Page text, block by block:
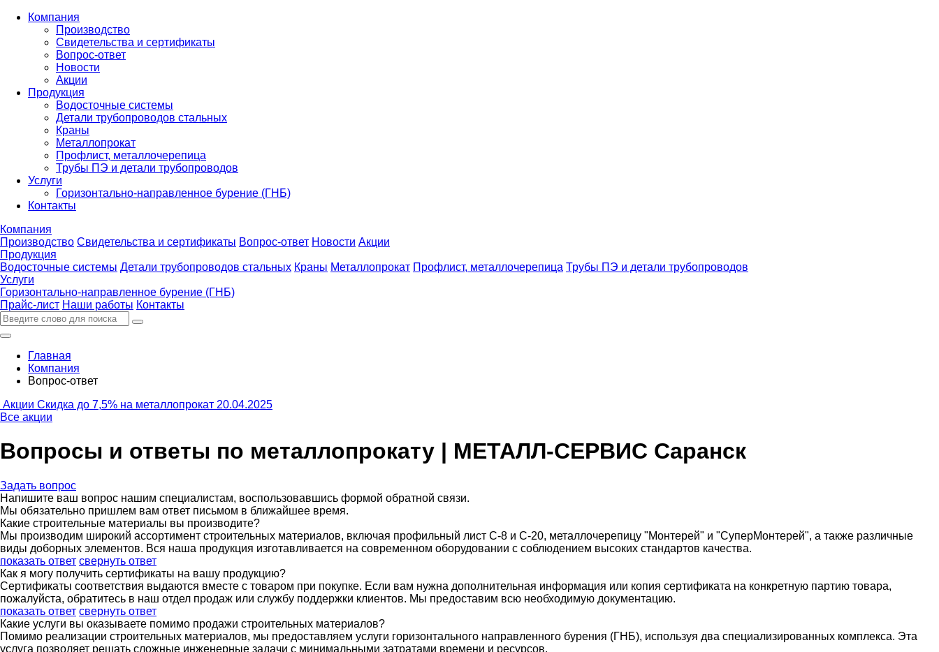
Компания
Производство
Свидетельства и сертификаты
Вопрос-ответ
Новости
Акции
Продукция
Водосточные системы
Детали трубопроводов стальных
Краны
Металлопрокат
Профлист, металлочерепица
Трубы ПЭ и детали трубопроводов
Услуги
Горизонтально-направленное бурение (ГНБ)
Контакты
Компания
Производство Свидетельства и сертификаты Вопрос-ответ Новости Акции
Продукция
Водосточные системы Детали трубопроводов стальных Краны Металлопрокат Профлист, металлочерепица Трубы ПЭ и детали трубопроводов
Услуги
Горизонтально-направленное бурение (ГНБ)
Прайс-лист Наши работы Контакты
Главная
Компания
Вопрос-ответ
Акции Скидка до 7,5% на металлопрокат 20.04.2025
Все акции
Вопросы и ответы по металлопрокату | МЕТАЛЛ-СЕРВИС Саранск
Задать вопрос
Напишите ваш вопрос нашим специалистам, воспользовавшись формой обратной связи.
Мы обязательно пришлем вам ответ письмом в ближайшее время.
Какие строительные материалы вы производите?
Мы производим широкий ассортимент строительных материалов, включая профильный лист С-8 и С-20, металлочерепицу "Монтерей" и "СуперМонтерей", а также различные
виды доборных элементов. Вся наша продукция изготавливается на современном оборудовании с соблюдением высоких стандартов качества.
показать ответ свернуть ответ
Как я могу получить сертификаты на вашу продукцию?
Сертификаты соответствия выдаются вместе с товаром при покупке. Если вам нужна дополнительная информация или копия сертификата на конкретную партию товара,
пожалуйста, обратитесь в наш отдел продаж или службу поддержки клиентов. Мы предоставим всю необходимую документацию.
показать ответ свернуть ответ
Какие услуги вы оказываете помимо продажи строительных материалов?
Помимо реализации строительных материалов, мы предоставляем услуги горизонтального направленного бурения (ГНБ), используя два специализированных комплекса. Эта
услуга позволяет решать сложные инженерные задачи с минимальными затратами времени и ресурсов.